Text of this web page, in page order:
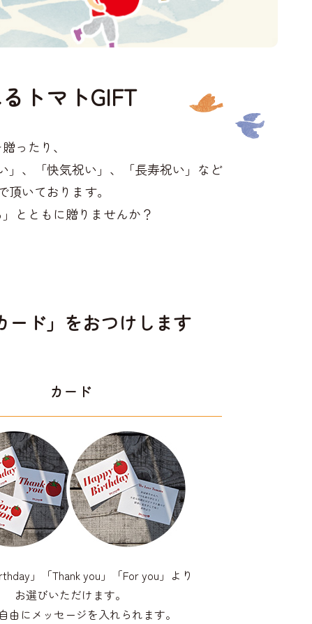
トマトGIFT
ったり、
」、「快気祝い」、「長寿祝い」など
いております。
とともに贈りませんか？
ード」をおつけします
カード
」「Thank you」「For you」より
お選びいただけます。
由にメッセージを入れられます。